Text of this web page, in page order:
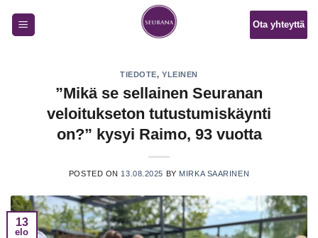
Ota yhteyttä
TIEDOTE,YLEINEN
”Mikä se sellainen Seuranan
veloitukseton tutustumiskäynti
on?” kysyi Raimo, 93 vuotta
POSTED ON 13.08.2025 BY MIRKA SAARINEN
13
elo